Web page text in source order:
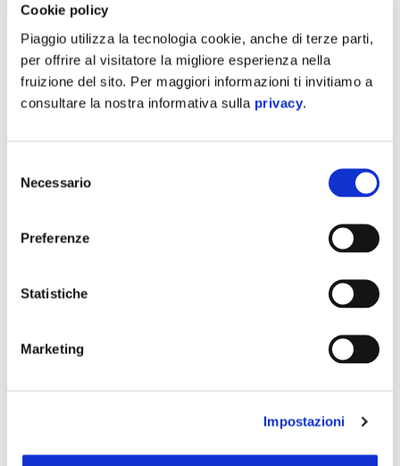
Cookie policy
Piaggio utilizza la tecnologia cookie, anche di terze parti,
per offrire al visitatore la migliore esperienza nella
fruizione del sito. Per maggiori informazioni ti invitiamo a
consultare la nostra informativa sulla privacy.
delNecessario
Preferenze
Statistiche
Marketing
Impostazioni